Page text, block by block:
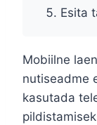
Esita
Mobiilne
nutiseadme
kasutada